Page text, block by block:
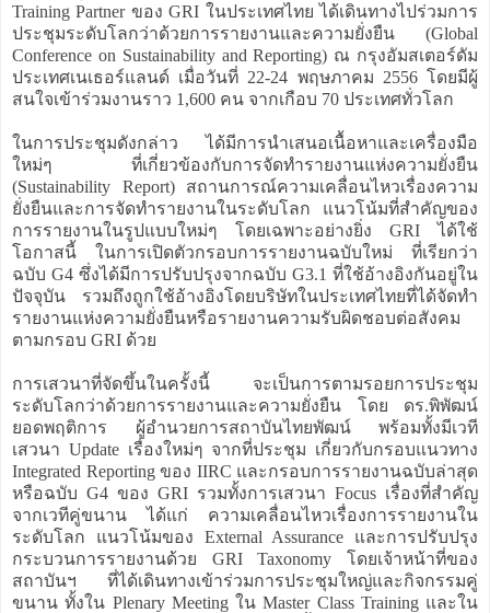
Training Partner ของ GRI ในประเทศไทย ได้เดินทางไปร่วมการ
ประชุมระดับโลกว่าด้วยการรายงานและความยั่งยืน (Global
Conference on Sustainability and Reporting) ณ กรุงอัมสเตอร์ดัม
ประเทศเนเธอร์แลนด์ เมื่อวันที่ 22-24 พฤษภาคม 2556 โดยมีผู้
สนใจเข้าร่วมงานราว 1,600 คน จากเกือบ 70 ประเทศทั่วโลก
ในการประชุมดังกล่าว ได้มีการนำเสนอเนื้อหาและเครื่องมือ
ใหม่ๆ ที่เกี่ยวข้องกับการจัดทำรายงานแห่งความยั่งยืน
(Sustainability Report) สถานการณ์ความเคลื่อนไหวเรื่องความ
ยั่งยืนและการจัดทำรายงานในระดับโลก แนวโน้มที่สำคัญของ
การรายงานในรูปแบบใหม่ๆ โดยเฉพาะอย่างยิ่ง GRI ได้ใช้
โอกาสนี้ ในการเปิดตัวกรอบการรายงานฉบับใหม่ ที่เรียกว่า
ฉบับ G4 ซึ่งได้มีการปรับปรุงจากฉบับ G3.1 ที่ใช้อ้างอิงกันอยู่ใน
ปัจจุบัน รวมถึงถูกใช้อ้างอิงโดยบริษัทในประเทศไทยที่ได้จัดทำ
รายงานแห่งความยั่งยืนหรือรายงานความรับผิดชอบต่อสังคม
ตามกรอบ GRI ด้วย
การเสวนาที่จัดขึ้นในครั้งนี้ จะเป็นการตามรอยการประชุม
ระดับโลกว่าด้วยการรายงานและความยั่งยืน โดย ดร.พิพัฒน์
ยอดพฤติการ ผู้อำนวยการสถาบันไทยพัฒน์ พร้อมทั้งมีเวที
เสวนา Update เรื่องใหม่ๆ จากที่ประชุม เกี่ยวกับกรอบแนวทาง
Integrated Reporting ของ IIRC และกรอบการรายงานฉบับล่าสุด
หรือฉบับ G4 ของ GRI รวมทั้งการเสวนา Focus เรื่องที่สำคัญ
จากเวทีคู่ขนาน ได้แก่ ความเคลื่อนไหวเรื่องการรายงานใน
ระดับโลก แนวโน้มของ External Assurance และการปรับปรุง
กระบวนการรายงานด้วย GRI Taxonomy โดยเจ้าหน้าที่ของ
สถาบันฯ ที่ได้เดินทางเข้าร่วมการประชุมใหญ่และกิจกรรมคู่
ขนาน ทั้งใน Plenary Meeting ใน Master Class Training และใน